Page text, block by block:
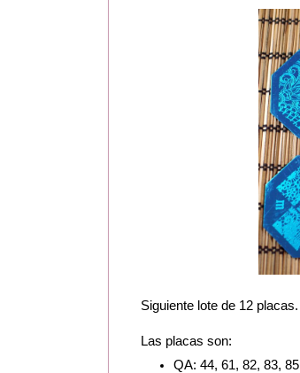
Siguiente lote de 12
Las placas son:
QA: 44, 61, 82, 83,